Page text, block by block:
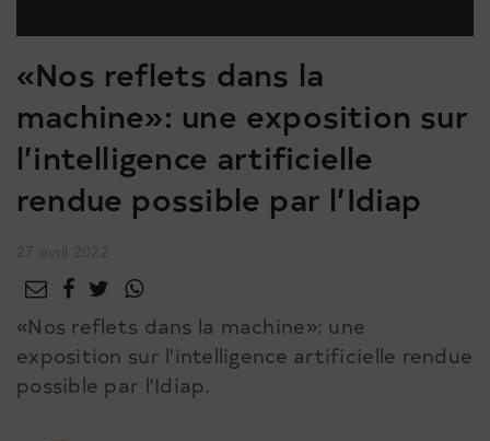
«Nos reflets dans la
machine»: une exposition sur
l’intelligence artificielle
rendue possible par l’Idiap
«Nos reflets dans la machine»: une
exposition sur l'intelligence artificielle rendue
possible par l'Idiap.